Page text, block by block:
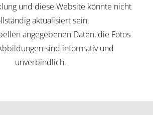
und diese Website könnte nicht
aktualisiert sein.
angegebenen Daten, die Fotos
sind informativ und
unverbindlich.